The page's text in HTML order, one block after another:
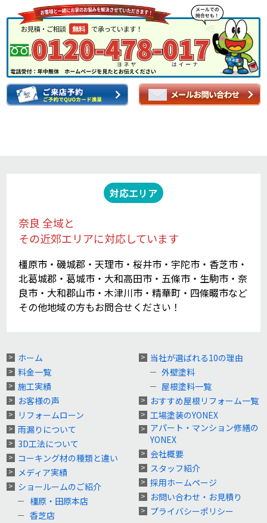
対応エリア
奈良 全域と
その近郊エリアに対応しています
橿原市・磯城郡・天理市・桜井市・宇陀市・香芝市・
北葛城郡・葛城市・大和高田市・五條市・生駒市・奈
良市・大和郡山市・木津川市・精華町・四條畷市など
その他地域の方もお問合せください！
ホーム
料金一覧
施工実績
お客様の声
リフォームローン
雨漏りについて
3D工法について
コーキング材の種類と違い
メディア実績
ショールームのご紹介
橿原・田原本店
香芝店
当社が選ばれる10の理由
外壁塗料
屋根塗料一覧
おすすめ屋根リフォーム一覧
工場塗装のYONEX
アパート・マンション修繕の
YONEX
会社概要
スタッフ紹介
採用ホームページ
お問い合わせ・お見積り
プライバシーポリシー